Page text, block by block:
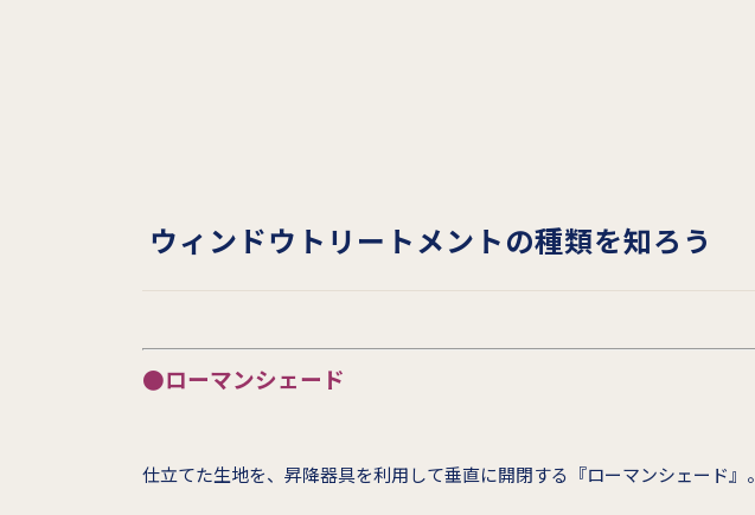
ウィンドウトリートメントの種類を知ろう
●ローマンシェード
仕立てた生地を、昇降器具を利用して垂直に開閉する『ローマンシェード』。